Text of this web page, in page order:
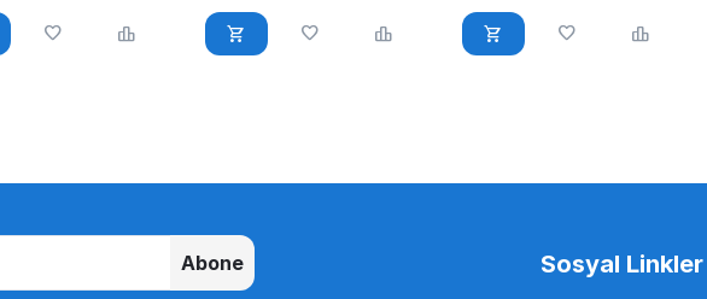
Abone Sosyal Linkler